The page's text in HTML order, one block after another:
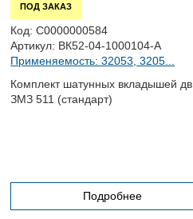
ПОД ЗАКАЗ
Код: С0000000584
Артикул: ВК52-04-1000104-А
Применяемость: 32053, 3205...
Комплект шатунных вкладышей дв.
ЗМЗ 511 (стандарт)
Подробнее